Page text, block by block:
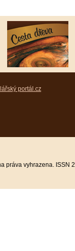
portál.cz
práva vyhrazena.